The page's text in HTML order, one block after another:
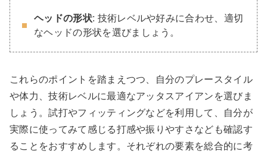
ヘッドの形状: 技術レベルや好みに合わせ、適切
なヘッドの形状を選びましょう。
これらのポイントを踏まえつつ、自分のプレースタイル
や体力、技術レベルに最適なアッタスアイアンを選びま
しょう。試打やフィッティングなどを利用して、自分が
実際に使ってみて感じる打感や振りやすさなども確認す
ることをおすすめします。それぞれの要素を総合的に考